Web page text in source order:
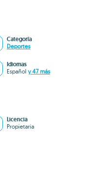
Categoría
Deportes
Idiomas
Español y 47 más
Licencia
Propietaria